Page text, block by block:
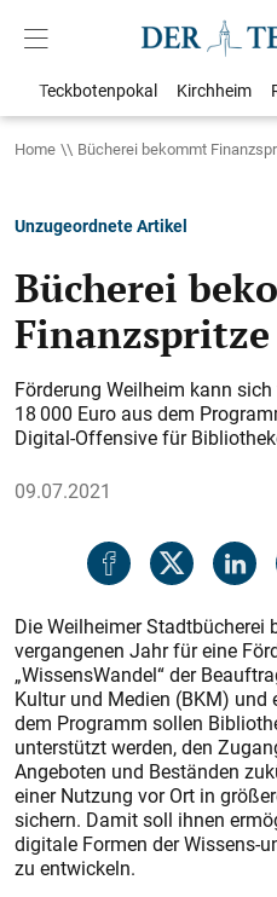
Teckbotenpokal Kirchheim
Home Bücherei bekommt
Unzugeordnete Artikel
Bücherei
Finanzspritze
Förderung Weilheim kann
18 000 Euro aus dem
Digital-Offensive für
09.07.2021
Die Weilheimer Stadtbücherei
vergangenen Jahr für eine
„WissensWandel“ der
Kultur und Medien (BKM)
dem Programm sollen
unterstützt werden, den
Angeboten und Beständen
einer Nutzung vor Ort in
sichern. Damit soll ihnen
digitale Formen der Wissens-
zu entwickeln.